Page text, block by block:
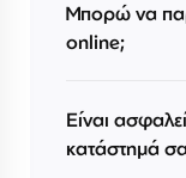
Μπορώ να
online;
Είναι
κατάστημά